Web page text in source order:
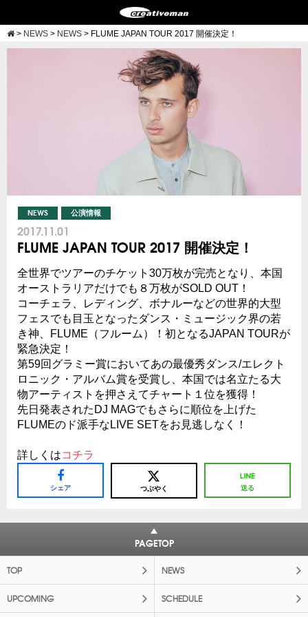
> NEWS > NEWS > FLUME JAPAN TOUR 2017 開催決定！
NEWS 公演情報
2017.11.01
FLUME JAPAN TOUR 2017 開催決定！
全世界でツアーのチケット30万枚が完売となり、本国
オーストラリアだけでも８万枚がSOLD OUT！
コーチェラ、レディング、ボナルーなどの世界的大型
フェスでも目玉となったダンス・ミュージック界の若
き神、FLUME（フルーム）！初となるJAPAN TOURが
緊急決定！
第59回グラミー賞においてあの最優秀ダンス/エレクト
ロニック・アルバム賞を受賞し、本国では名立たる大
物アーティストを押さえてチャート１位を獲得！
先日発表されたDJ MAGでもさらに順位を上げた
FLUMEのド派手なLIVE SETをお見逃しなく！
詳しくはコチラ
シェア つぶやく 送る
PAGETOP
TOP NEWS
UPCOMING SCHEDULE